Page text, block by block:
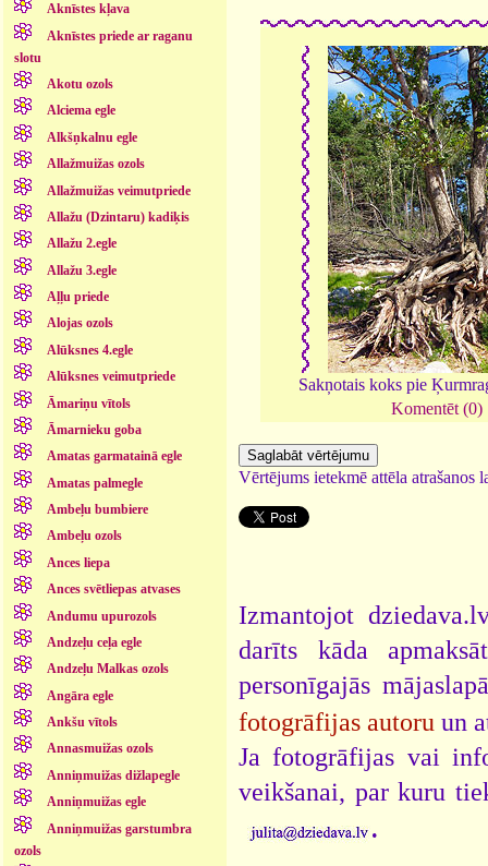
Aknīstes kļava
Aknīstes priede ar raganu
slotu
Akotu ozols
Alciema egle
Alkšņkalnu egle
Allažmuižas ozols
Allažmuižas veimutpriede
Allažu (Dzintaru) kadiķis
Allažu 2.egle
Allažu 3.egle
Aļļu priede
Alojas ozols
Alūksnes 4.egle
Alūksnes veimutpriede
Āmariņu vītols
Āmarnieku goba
Amatas garmatainā egle
Amatas palmegle
Ambeļu bumbiere
Ambeļu ozols
Ances liepa
Ances svētliepas atvases
Andumu upurozols
Andzeļu ceļa egle
Andzeļu Malkas ozols
Angāra egle
Ankšu vītols
Annasmuižas ozols
Anniņmuižas dižlapegle
Anniņmuižas egle
Anniņmuižas garstumbra
ozols
Sakņotais koks pie
Komentēt (0)
Vērtējums ietekmē attēla atrašanos
Izmantojot
darīts kāda
personīgajās
fotogrāfijas autoru un
Ja fotogrāfijas vai
veikšanai, par kuru
.